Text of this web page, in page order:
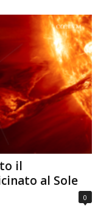
il
al Sole
0